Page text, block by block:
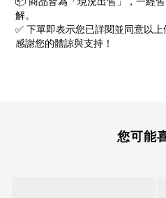
解。
✅ 下單即表示您已詳閱並同意以上
感謝您的體諒與支持！
您可能